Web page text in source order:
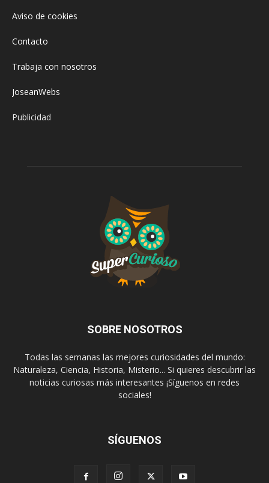
Aviso de cookies
Contacto
Trabaja con nosotros
JoseanWebs
Publicidad
SOBRE NOSOTROS
Todas las semanas las mejores curiosidades del mundo:
Naturaleza, Ciencia, Historia, Misterio... Si quieres descubrir las
noticias curiosas más interesantes ¡Síguenos en redes
sociales!
SÍGUENOS